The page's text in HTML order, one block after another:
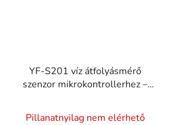
YF-S201 víz átfolyásmérő
szenzor mikrokontrollerhez –
Pillanatnyilag nem elérhető